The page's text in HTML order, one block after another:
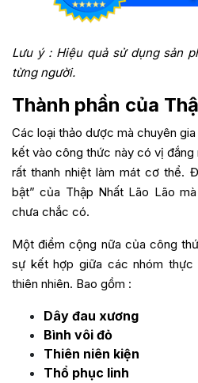
Lưu ý : Hiệu quả sử dụng sản
từng người.
Thành phần của
Các loại thảo dược mà chuyên
kết vào công thức này có vị đắng
rất thanh nhiệt làm mát cơ thể.
bật” của Thập Nhất Lão Lão
chưa chắc có.
Một điểm cộng nữa của công
sự kết hợp giữa các nhóm thực
thiên nhiên. Bao gồm :
Dây đau xương
Bình vôi đỏ
Thiên niên kiện
Thổ phục linh